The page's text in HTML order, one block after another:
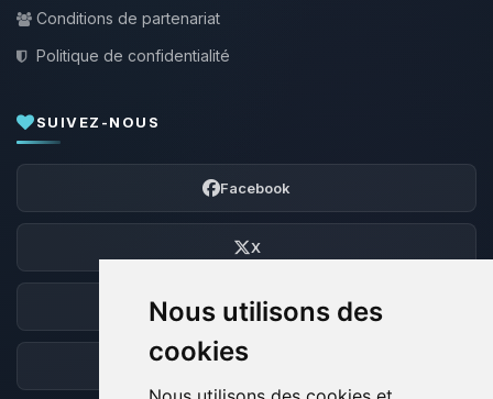
Nous utilisons des
cookies
Conditions de partenariat
Politique de confidentialité
SUIVEZ-NOUS
Facebook
X
Discord
Forum